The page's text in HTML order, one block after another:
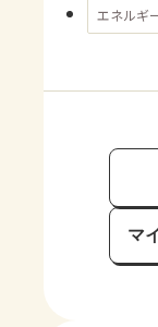
エネルギ
マ
保